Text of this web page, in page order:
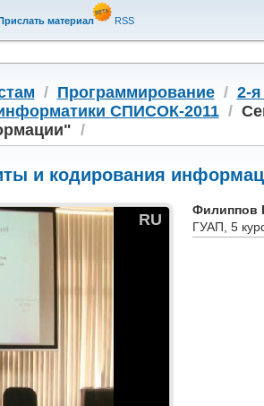
материал RSS
/ Программирование/ 2-
СПИСОК-2011/
/
и кодирования
RU
Филиппов
ГУАП, 5